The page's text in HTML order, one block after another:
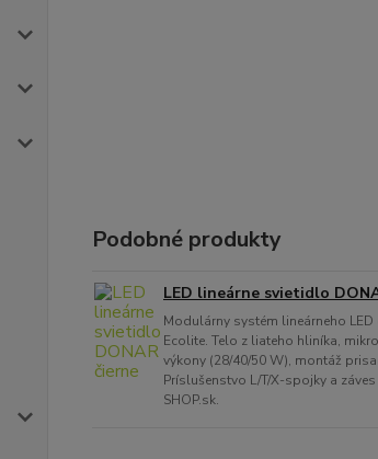
Podobné produkty
LED lineárne svietidlo
Modulárny systém lineárneho
Ecolite. Telo z liateho hliníka,
výkony (28/40/50 W), montáž
Príslušenstvo L/T/X-spojky a
SHOP.sk.